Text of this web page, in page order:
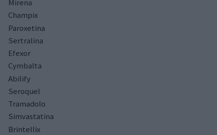
Mirena
Champix
Paroxetina
Sertralina
Efexor
Cymbalta
Abilify
Seroquel
Tramadolo
Simvastatina
Brintellix